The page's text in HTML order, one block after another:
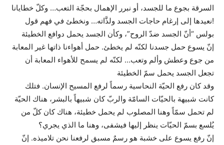
السرقة بجوع ما للجسد، أو نبرر الإهمال بحجّة التعب… وكلّ خطايانا
!نعيدها إلى إرغام حاجات الجسد ولذَّاته… ونخطئ في فهم قول
بولس “أنّ الجسد ضدّ الروح”، وكأن الجسد يحمل دوافع الخطيئة
إنّ يسوع حمل جسدنا لكنّه لم يخطئ. حمل أهواءنا ذاتها غير المعابة
من جوع وعطش وألم وتعب… لكنّه لم يسمح للأهواء المعابة أن
تجعل الجسد يحمل سمّ الخطيئة
وقد كان رفع الحيّة النحاسية رسماً لرفع المسيح الإنسان. فتلك
كانت شبيهة بالحيّات السامّة والربّ كان شبيهاً بالبشر، هناك الحيّة
لم تحمل سمّاً وهنا المصلوب لم يحمل خطيئة، هناك كان كلّ من
يُلسع بسمّ الحيّات ينظر إليها فيشفى، وهنا ما الذي يجري؟
إنّ رفع يسوع على خشبة هو رسمٌ مسبق لرفعنا نحن تلاميذه. إنّ